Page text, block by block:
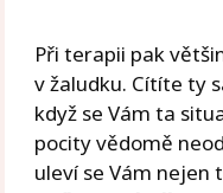
Při terapii pak
v žaludku. Cítíte ty
když se Vám ta
pocity vědomě
uleví se Vám nejen